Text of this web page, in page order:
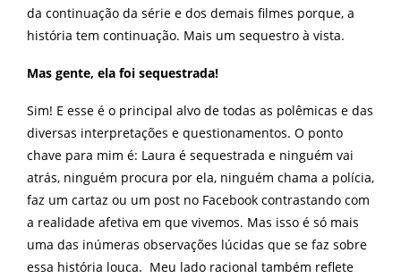
da continuação da série e dos demais filmes porque, a
história tem continuação. Mais um sequestro à vista.
Mas gente, ela foi sequestrada!
Sim! E esse é o principal alvo de todas as polêmicas e das
diversas interpretações e questionamentos. O ponto
chave para mim é: Laura é sequestrada e ninguém vai
atrás, ninguém procura por ela, ninguém chama a polícia,
faz um cartaz ou um post no Facebook contrastando com
a realidade afetiva em que vivemos. Mas isso é só mais
uma das inúmeras observações lúcidas que se faz sobre
essa história louca. Meu lado racional também reflete